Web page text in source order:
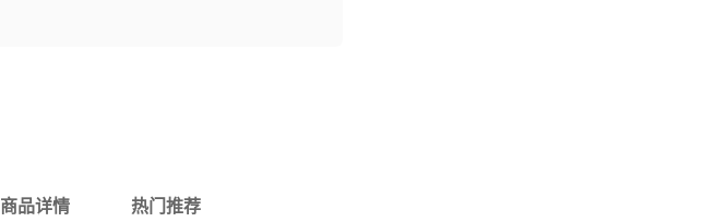
商品详情 热门推荐